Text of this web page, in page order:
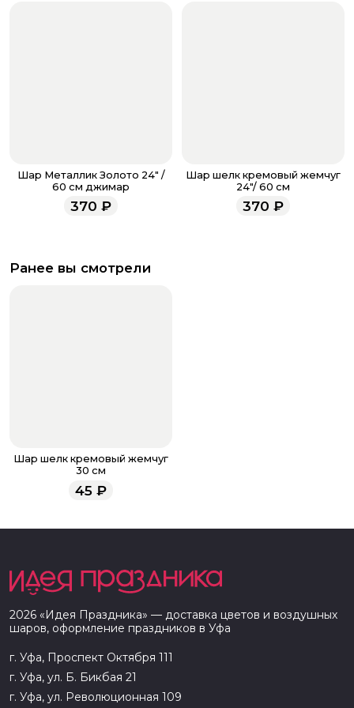
Шар Металлик Золото 24" /
60 см джимар
370 ₽
Шар шелк кремовый жемчуг
24"/ 60 см
370 ₽
Ранее вы смотрели
Шар шелк кремовый жемчуг
30 см
45 ₽
2026 «Идея Праздника» — доставка цветов и воздушных
шаров, оформление праздников в Уфа
г. Уфа, Проспект Октября 111
г. Уфа, ул. Б. Бикбая 21
г. Уфа, ул. Революционная 109